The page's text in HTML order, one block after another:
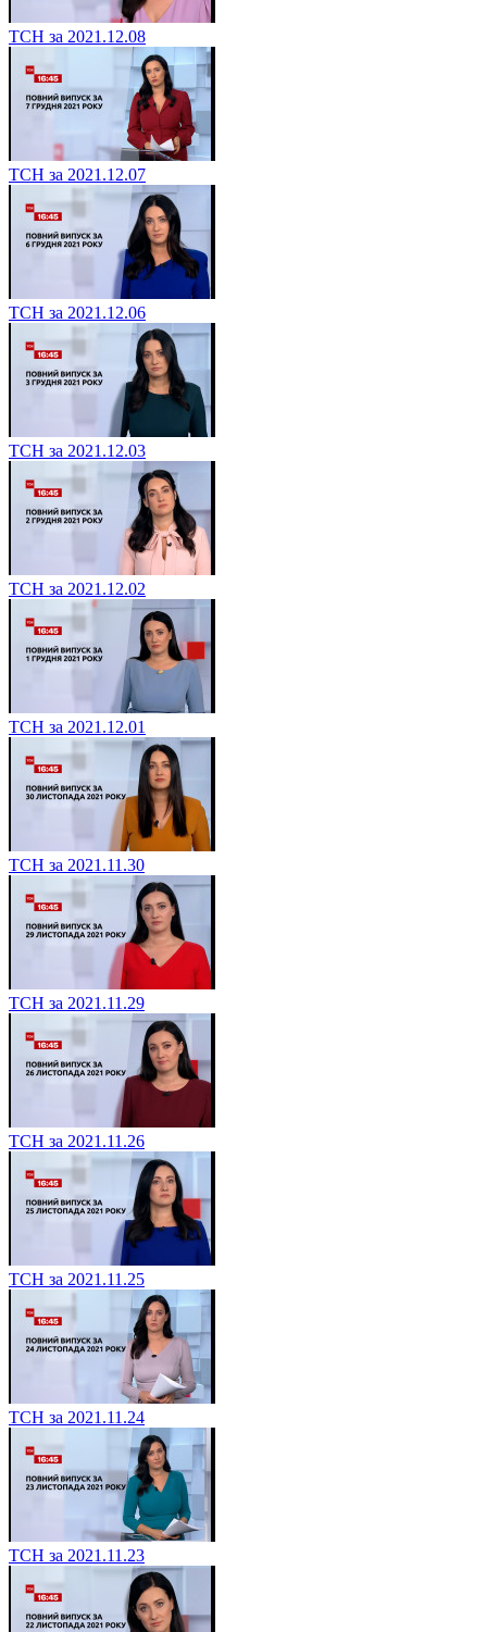
ТСН за 2021.12.08
ТСН за 2021.12.07
ТСН за 2021.12.06
ТСН за 2021.12.03
ТСН за 2021.12.02
ТСН за 2021.12.01
ТСН за 2021.11.30
ТСН за 2021.11.29
ТСН за 2021.11.26
ТСН за 2021.11.25
ТСН за 2021.11.24
ТСН за 2021.11.23